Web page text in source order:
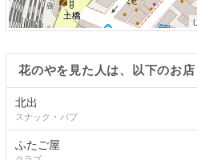
花のやを見た人は、以下のお
北出
スナック ･ パブ
ふたご屋